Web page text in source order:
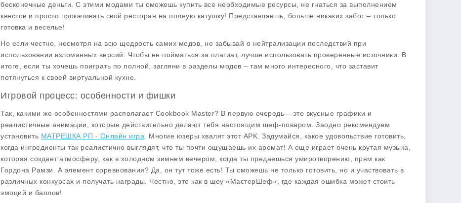
бесконечные деньги . С этими модами ты сможешь купить все необходимые ресурсы, не гнаться за выполнением
квестов и просто прокачивать свой ресторан на полную катушку! Представляешь, больше никаких забот – только
готовка и веселье!
Но если честно, несмотря на всю щедрость самих модов, не забывай о нейтрализации последствий при
использовании взломанных версий. Чтобы не пойматься за плагиат, лучше использовать проверенные источники. В
итоге, если ты хочешь поиграть по полной, загляни в разделы модов – там много интересного, что заставит
потянуться к своей виртуальной кухне.
Игровой процесс: особенности и фишки
Так, какими же особенностями располагает Cookbook Master? В первую очередь – это вкусные графики и
реалистичные анимации, которые действительно делают тебя настоящим шеф-поваром. Заодно рекомендуем
установить МАТРЕШКА РП - Онлайн игра . Многие юзеры хвалят этот APK. Задумайся, какое удовольствие готовить,
когда ингредиенты так реалистично выглядят, что ты почти ощущаешь их аромат! А еще играет очень крутая музыка,
которая создает атмосферу, как в холодном зимнем вечером, когда ты предаешься умиротворению, прям как
Гордона Рамзи. А элемент соревнования? Да, он тут тоже есть! Ты сможешь не только готовить, но и участвовать в
различных конкурсах и получать награды. Честно, это как в шоу «МастерШеф», где каждая ошибка может стоить
эмоций и баллов!